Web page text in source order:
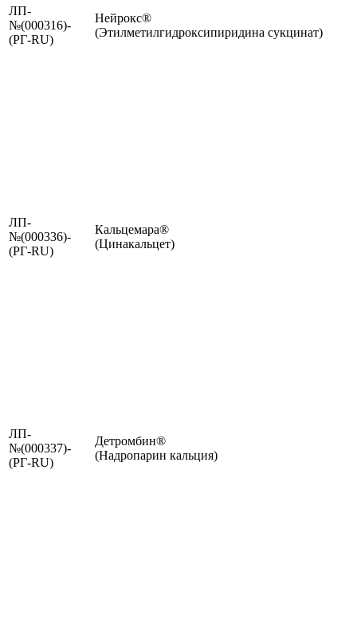
ЛП-
№(000316)-
(РГ-RU)
Нейрокс®
(Этилметилгидроксипиридина сукцинат)
ЛП-
№(000336)-
(РГ-RU)
Кальцемара®
(Цинакальцет)
ЛП-
№(000337)-
(РГ-RU)
Детромбин®
(Надропарин кальция)